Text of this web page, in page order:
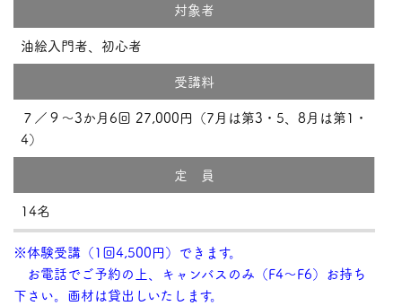
対象者
油絵入門者、初心者
受講料
７／９～3か月6回 27,000円（7月は第3・5、8月は第1・
4）
定 員
14名
※体験受講（1回4,500円）できます。
お電話でご予約の上、キャンバスのみ（F4～F6）お持ち
下さい。画材は貸出しいたします。